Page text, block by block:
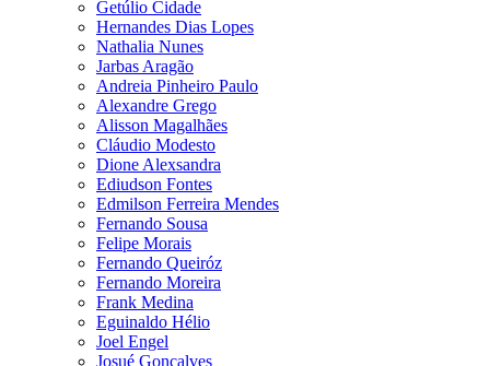
Getúlio Cidade
Hernandes Dias Lopes
Nathalia Nunes
Jarbas Aragão
Andreia Pinheiro Paulo
Alexandre Grego
Alisson Magalhães
Cláudio Modesto
Dione Alexsandra
Ediudson Fontes
Edmilson Ferreira Mendes
Fernando Sousa
Felipe Morais
Fernando Queiróz
Fernando Moreira
Frank Medina
Eguinaldo Hélio
Joel Engel
Josué Gonçalves